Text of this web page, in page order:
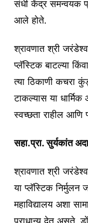
संधी केंद्र समन्वयक
आले होते.
श्रावणात श्री
प्लॅस्टिक बाटल्या
त्या ठिकाणी कचरा
टाकल्यास या
स्वच्छता राहील आणि
सहा.प्रा. सुर्यकांत
श्रावणात श्री
या प्लॅस्टिक निर्मुलन
महाविद्यालय अशा
प्राधान्य देत असते.